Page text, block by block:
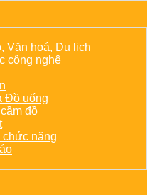
Văn hoá, Du lịch
công nghệ
Đồ uống
đồ
chức năng